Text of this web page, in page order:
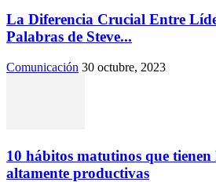
La Diferencia Crucial Entre
Palabras de Steve...
Comunicación 30 octubre, 2023
10 hábitos matutinos que tienen
altamente productivas